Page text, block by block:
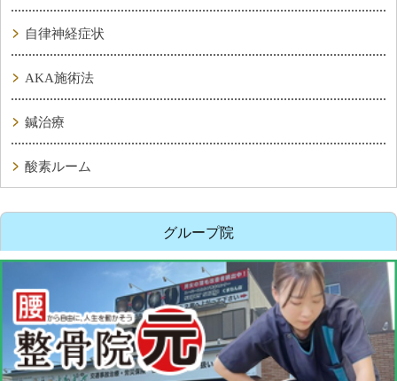
自律神経症状
AKA施術法
鍼治療
酸素ルーム
グループ院